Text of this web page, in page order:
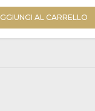
AL CARRELLO